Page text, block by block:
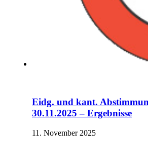
Eidg. und kant.
30.11.2025 – Ergebnisse
11. November 2025